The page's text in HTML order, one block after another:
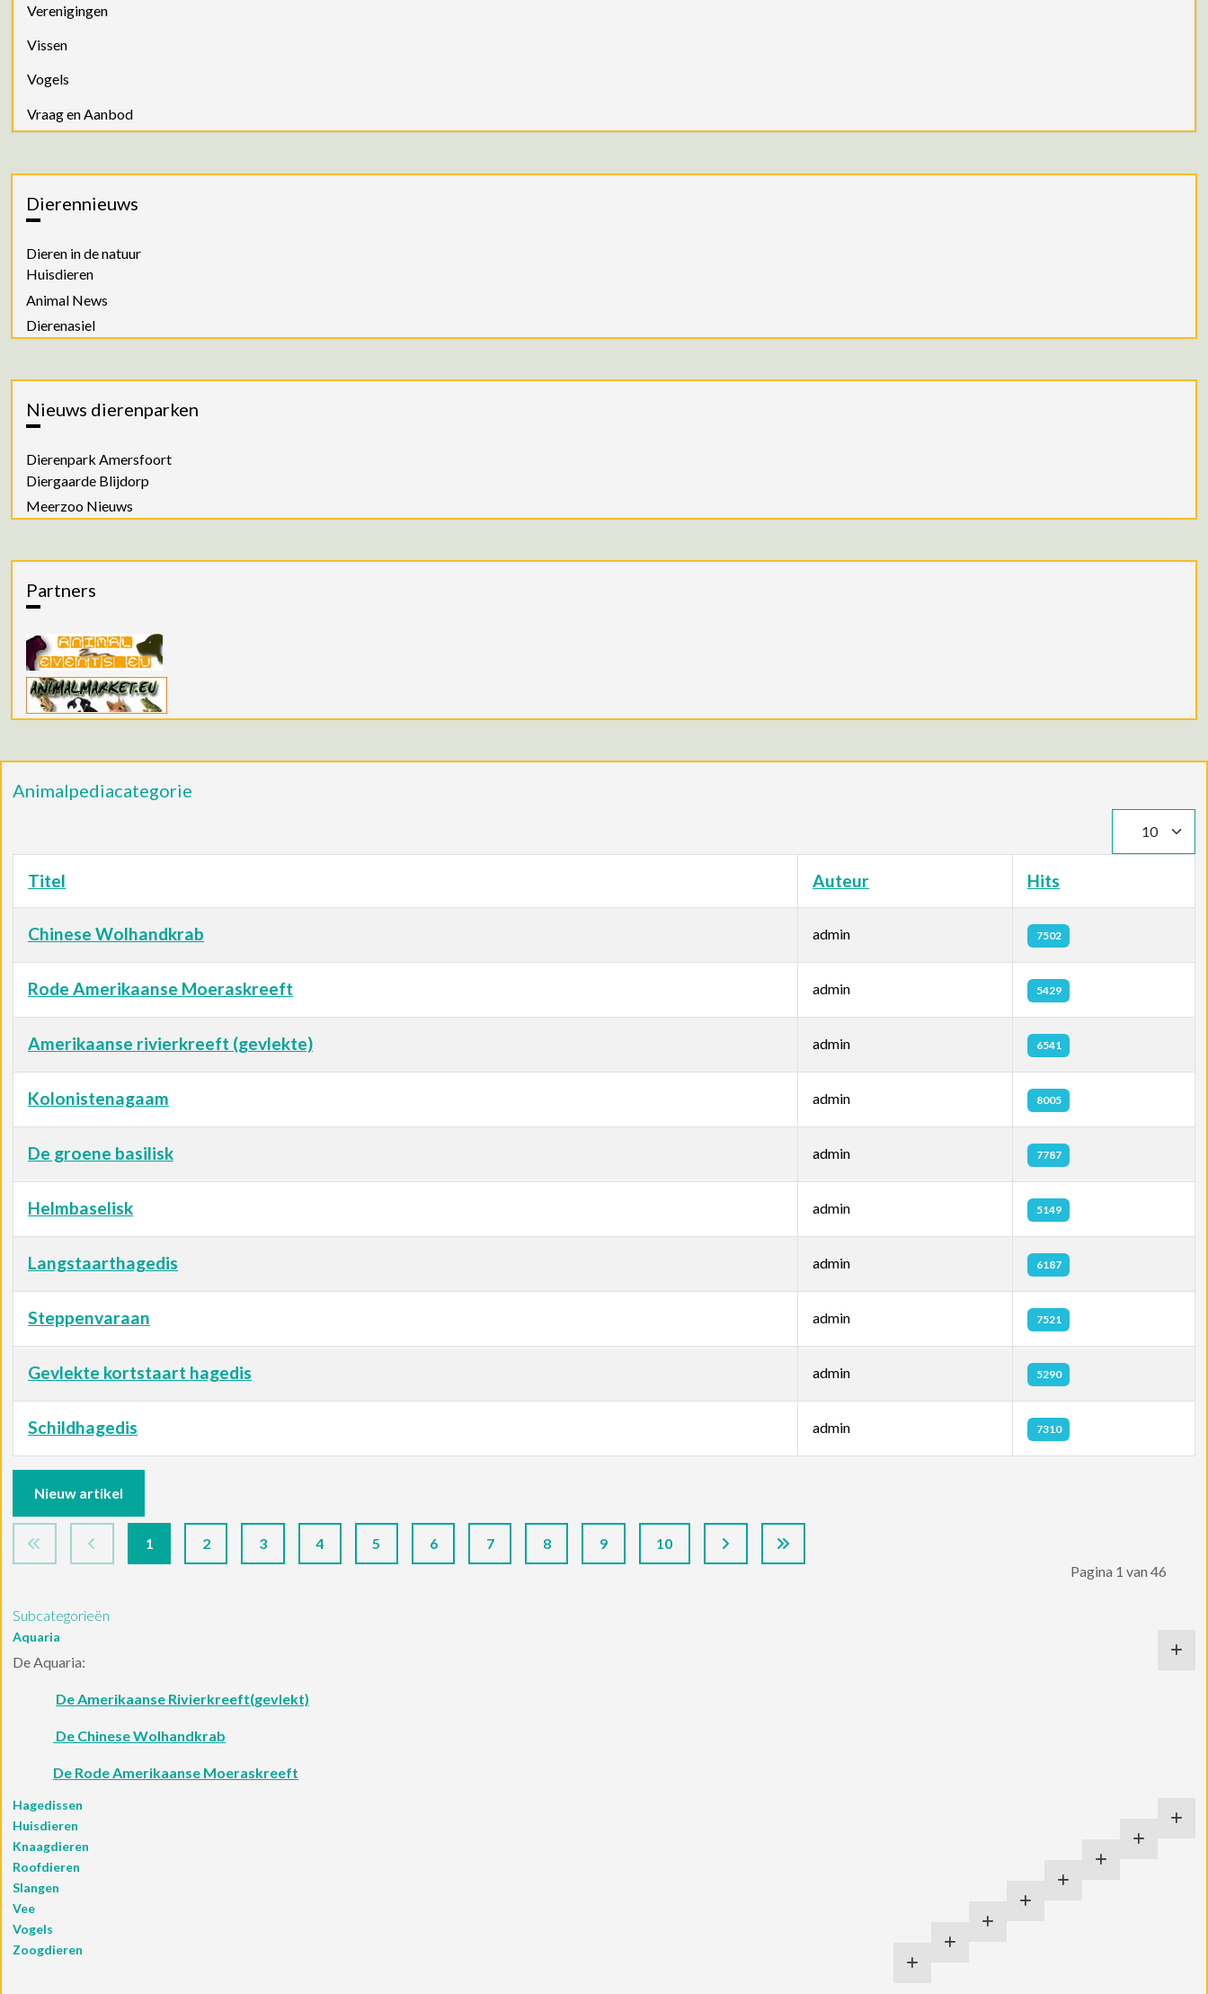
Verenigingen
Vissen
Vogels
Vraag en Aanbod
Dierennieuws
Dieren in de natuur
Huisdieren
Animal News
Dierenasiel
Nieuws dierenparken
Dierenpark Amersfoort
Diergaarde Blijdorp
Meerzoo Nieuws
Partners
Animalpediacategorie
Artikelen
Titel Auteur Hits
Chinese Wolhandkrab admin 7502
Rode Amerikaanse Moeraskreeft admin 5429
Amerikaanse rivierkreeft (gevlekte) admin 6541
Kolonistenagaam admin 8005
De groene basilisk admin 7787
Helmbaselisk admin 5149
Langstaarthagedis admin 6187
Steppenvaraan admin 7521
Gevlekte kortstaart hagedis admin 5290
Schildhagedis admin 7310
Nieuw artikel
Pagina 1 van 46
1 2 3 4 5 6 7 8 9 10
Subcategorieën
Aquaria
De Aquaria:
De Amerikaanse Rivierkreeft(gevlekt)
De Chinese Wolhandkrab
De Rode Amerikaanse Moeraskreeft
Hagedissen
Huisdieren
Knaagdieren
Roofdieren
Slangen
Vee
Vogels
Zoogdieren